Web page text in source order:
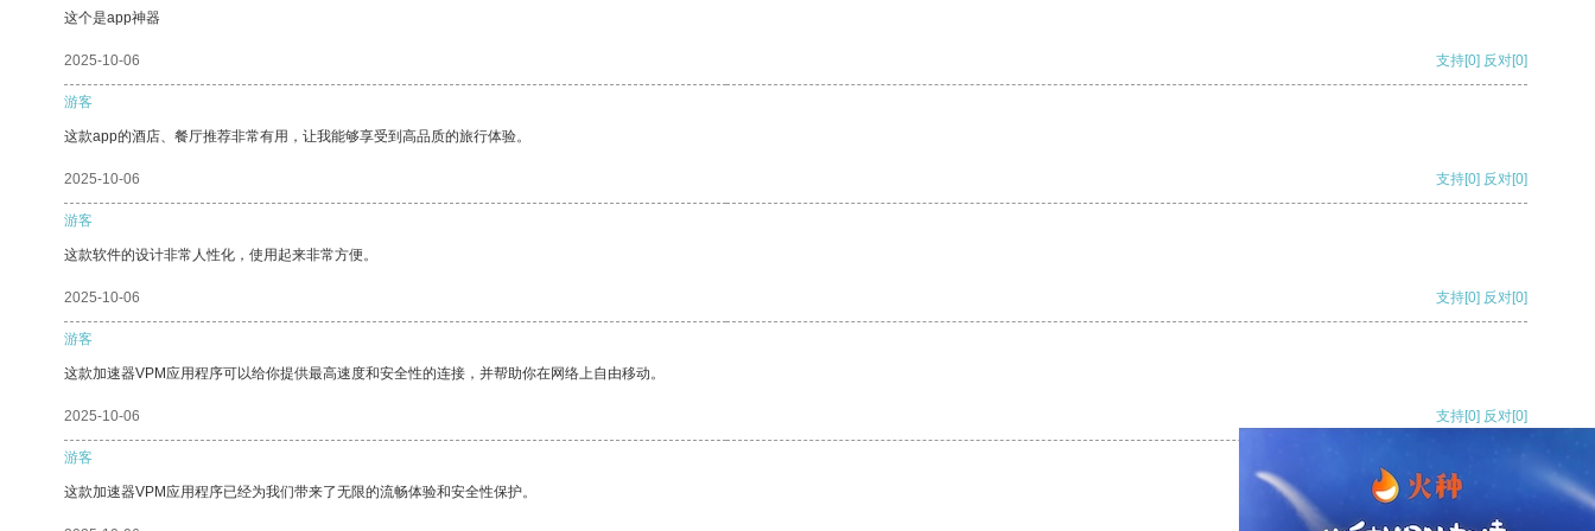
这个是app神器
2025-10-06 支持[0] 反对[0]
游客
这款app的酒店、餐厅推荐非常有用，让我能够享受到高品质的旅行体验。
2025-10-06 支持[0] 反对[0]
游客
这款软件的设计非常人性化，使用起来非常方便。
2025-10-06 支持[0] 反对[0]
游客
这款加速器VPM应用程序可以给你提供最高速度和安全性的连接，并帮助你在网络上自由移动。
2025-10-06 支持[0] 反对[0]
游客
这款加速器VPM应用程序已经为我们带来了无限的流畅体验和安全性保护。